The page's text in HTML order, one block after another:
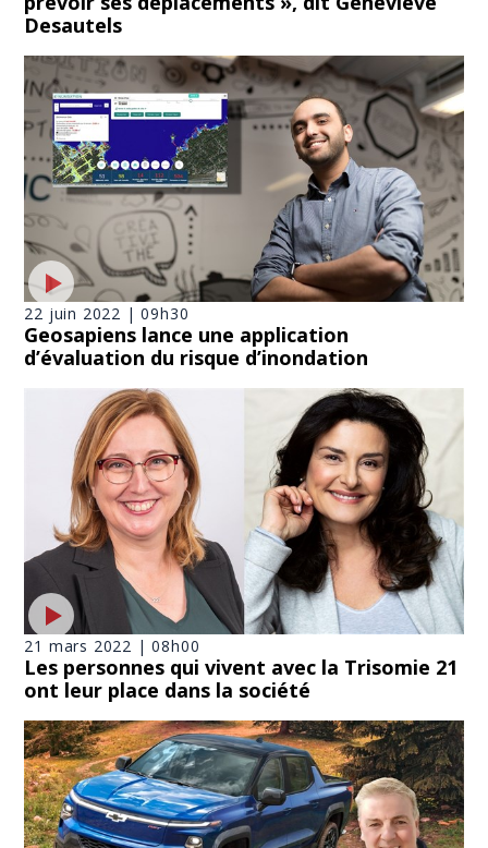
Desautels
22 juin 2022 | 09h30
Geosapiens lance une application
d’évaluation du risque d’inondation
21 mars 2022 | 08h00
Les personnes qui vivent avec la Trisomie 21
ont leur place dans la société